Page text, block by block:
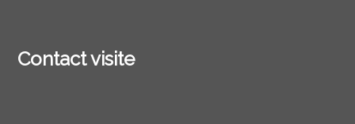
Contact visite